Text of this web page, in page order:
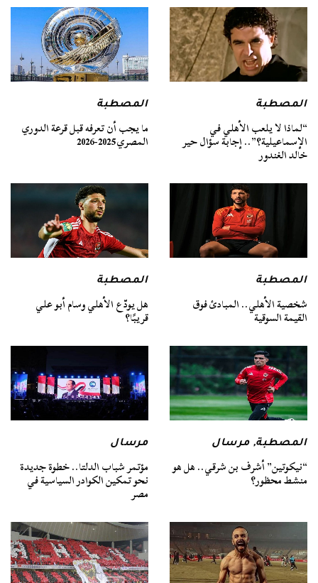
المصطبة
“لماذا لا يلعب الأهلي في
الإسماعيلية؟”.. إجابة سؤال حير
خالد الغندور
المصطبة
ما يجب أن تعرفه قبل قرعة الدوري
المصري 2025-2026
المصطبة
شخصية الأهلي.. المبادئ فوق
القيمة السوقية
المصطبة
هل يودّع الأهلي وسام أبو علي
قريبًا؟
المصطبة,مرسال
“نيكوتين” أشرف بن شرقي.. هل هو
منشط محظور؟
مرسال
مؤتمر شباب الدلتا.. خطوة جديدة
نحو تمكين الكوادر السياسية في
مصر